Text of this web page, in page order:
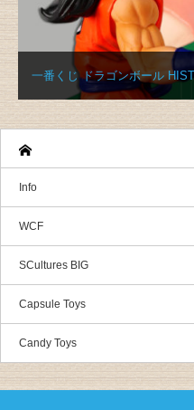
一番くじ ドラゴンボール
Info
WCF
SCultures BIG
Capsule Toys
Candy Toys